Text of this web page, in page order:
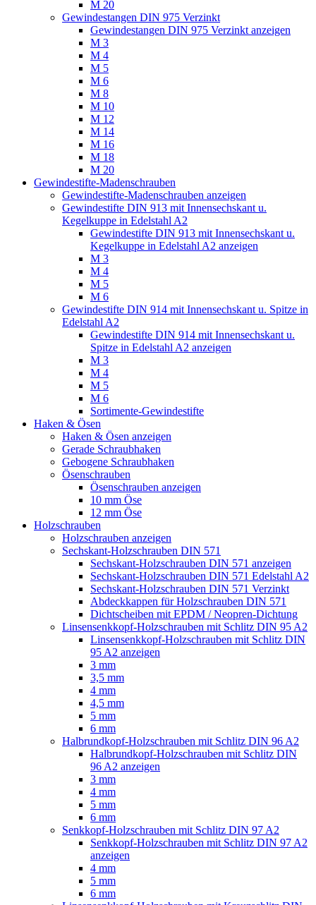
M 20
Gewindestangen DIN 975 Verzinkt
Gewindestangen DIN 975 Verzinkt anzeigen
M 3
M 4
M 5
M 6
M 8
M 10
M 12
M 14
M 16
M 18
M 20
Gewindestifte-Madenschrauben
Gewindestifte-Madenschrauben anzeigen
Gewindestifte DIN 913 mit Innensechskant u.
Kegelkuppe in Edelstahl A2
Gewindestifte DIN 913 mit Innensechskant u.
Kegelkuppe in Edelstahl A2 anzeigen
M 3
M 4
M 5
M 6
Gewindestifte DIN 914 mit Innensechskant u. Spitze in
Edelstahl A2
Gewindestifte DIN 914 mit Innensechskant u.
Spitze in Edelstahl A2 anzeigen
M 3
M 4
M 5
M 6
Sortimente-Gewindestifte
Haken & Ösen
Haken & Ösen anzeigen
Gerade Schraubhaken
Gebogene Schraubhaken
Ösenschrauben
Ösenschrauben anzeigen
10 mm Öse
12 mm Öse
Holzschrauben
Holzschrauben anzeigen
Sechskant-Holzschrauben DIN 571
Sechskant-Holzschrauben DIN 571 anzeigen
Sechskant-Holzschrauben DIN 571 Edelstahl A2
Sechskant-Holzschrauben DIN 571 Verzinkt
Abdeckkappen für Holzschrauben DIN 571
Dichtscheiben mit EPDM / Neopren-Dichtung
Linsensenkkopf-Holzschrauben mit Schlitz DIN 95 A2
Linsensenkkopf-Holzschrauben mit Schlitz DIN
95 A2 anzeigen
3 mm
3,5 mm
4 mm
4,5 mm
5 mm
6 mm
Halbrundkopf-Holzschrauben mit Schlitz DIN 96 A2
Halbrundkopf-Holzschrauben mit Schlitz DIN
96 A2 anzeigen
3 mm
4 mm
5 mm
6 mm
Senkkopf-Holzschrauben mit Schlitz DIN 97 A2
Senkkopf-Holzschrauben mit Schlitz DIN 97 A2
anzeigen
4 mm
5 mm
6 mm